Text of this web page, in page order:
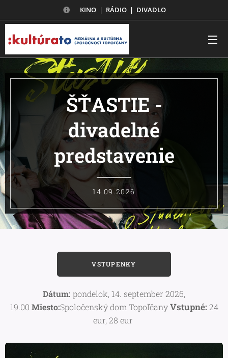
KINO| RÁDIO| DIVADLO
ŠŤASTIE -
divadelné
predstavenie
14.09.2026
VSTUPENKY
Dátum: pondelok, 14. september 2026,
19.00 Miesto:Spoločenský dom TopoľčanyVstupné: 24
eur, 28 eur